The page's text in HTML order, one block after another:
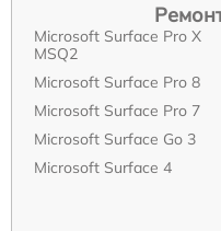
Microsoft Surface Pro X
MSQ2
Microsoft Surface Pro 8
Microsoft Surface Pro 7
Microsoft Surface Go 3
Microsoft Surface 4